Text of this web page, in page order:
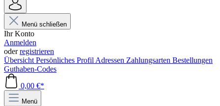
Menü schließen
Ihr Konto
Anmelden
oderregistrieren
Übersicht Persönliches Profil Adressen Zahlungsarten Bestellungen
Guthaben-Codes
0,00 €*
Menü